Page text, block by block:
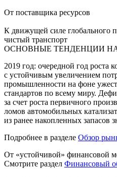
От поставщика ресурсов
К движущей силе глобального
чистый транспорт
ОСНОВНЫЕ ТЕНДЕНЦИИ
2019 год: очередной год роста
с устойчивым увеличением
промышленности на фоне
стандартов по всему миру.
за счет роста первичного
ломов автомобильных
из ранее накопленных запасов
Подробнее в разделе Обзор
От «устойчивой» финансовой
Смотрите раздел Финансовый